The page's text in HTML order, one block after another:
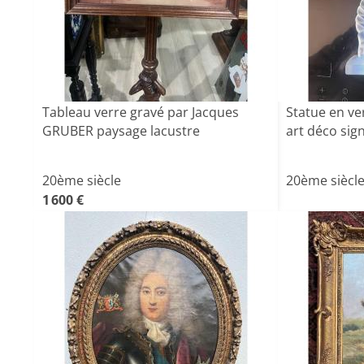
Tableau verre gravé par Jacques
GRUBER paysage lacustre
20ème siècle
1 600 €
Statue en
art déco
20ème siècle